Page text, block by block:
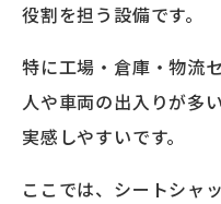
役割を担う設備です。
特に工場・倉庫・物流
人や車両の出入りが多
実感しやすいです。
ここでは、シートシャ